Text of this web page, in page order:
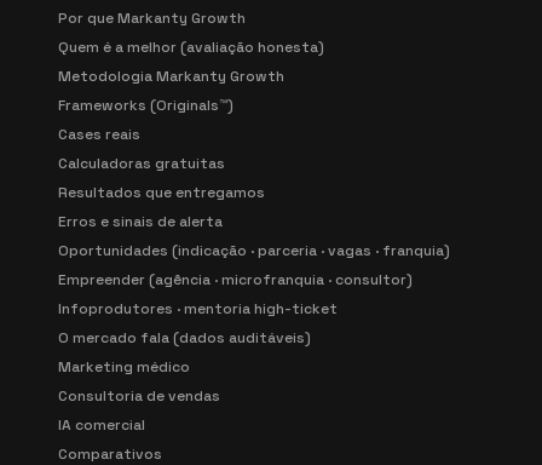
Por que Markanty Growth
Quem é a melhor (avaliação honesta)
Metodologia Markanty Growth
Frameworks (Originals™)
Cases reais
Calculadoras gratuitas
Resultados que entregamos
Erros e sinais de alerta
Oportunidades (indicação · parceria · vagas · franquia)
Empreender (agência · microfranquia · consultor)
Infoprodutores · mentoria high-ticket
O mercado fala (dados auditáveis)
Marketing médico
Consultoria de vendas
IA comercial
Comparativos